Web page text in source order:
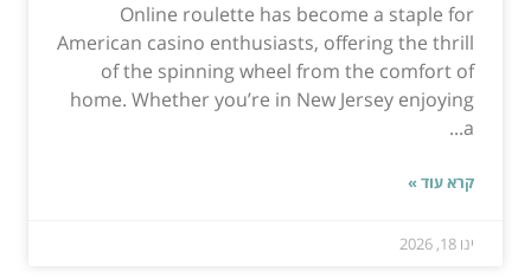
Online roulette has become a staple for
American casino enthusiasts, offering the thrill
of the spinning wheel from the comfort of
home. Whether you’re in New Jersey enjoying
a...
קרא עוד »
ינו 18, 2026